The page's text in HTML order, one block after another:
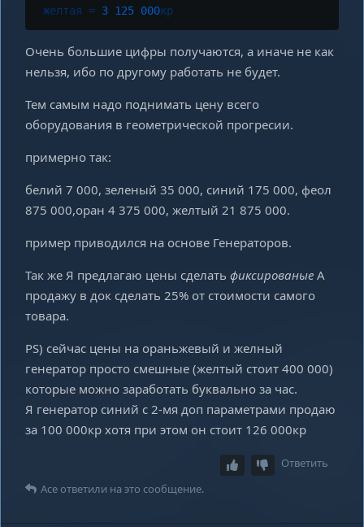
желтая = 3 125 000кр
Очень большие цифры получаются, а иначе не как
нельзя, ибо по другому работать не будет.
Тем самым надо поднимать цену всего
оборудования в геометрической прогресии.
примерно так:
белий 7 000, зеленый 35 000, синий 175 000, феол
875 000,оран 4 375 000, желтый 21 875 000.
пример приводился на основе Генераторов.
Так же Я предлагаю цены сделать фиксированые А
продажу в док сделать 25% от стоимости самого
товара.
PS) сейчас цены на ораньжевый и желный
генератор просто смешные (желтый стоит 400 000)
которые можно заработать буквально за час.
Я генератор синий с 2-мя доп параметрами продаю
за 100 000кр хотя при этом он стоит 126 000кр
Ответить
Ace ответили на это сообщение.